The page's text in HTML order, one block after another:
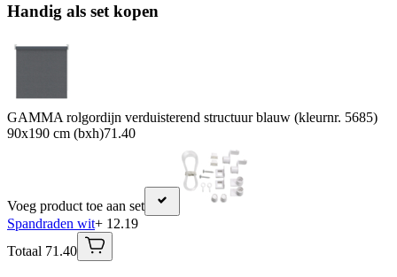
Handig als set kopen
GAMMA rolgordijn verduisterend structuur blauw (kleurnr. 5685)
90x190 cm (bxh)71.40
Voeg product toe aan set
Spandraden wit+ 12.19
Totaal 71.40